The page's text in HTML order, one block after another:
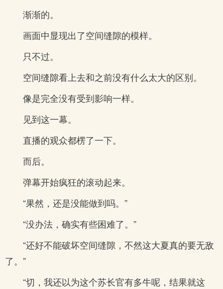
渐渐的。
画面中显现出了空间缝隙的模样。
只不过。
空间缝隙看上去和之前没有什么太大的区别。
像是完全没有受到影响一样。
见到这一幕。
直播的观众都楞了一下。
而后。
弹幕开始疯狂的滚动起来。
“果然，还是没能做到吗。”
“没办法，确实有些困难了。”
“还好不能破坏空间缝隙，不然这大夏真的要无敌
了。”
“切，我还以为这个苏长官有多牛呢，结果就这